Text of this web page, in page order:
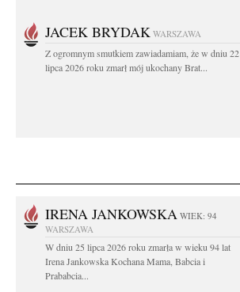
JACEK BRYDAK WARSZAWA
Z ogromnym smutkiem zawiadamiam, że w dniu 22
lipca 2026 roku zmarł mój ukochany Brat...
IRENA JANKOWSKA WIEK: 94
WARSZAWA
W dniu 25 lipca 2026 roku zmarła w wieku 94 lat
Irena Jankowska Kochana Mama, Babcia i
Prababcia...